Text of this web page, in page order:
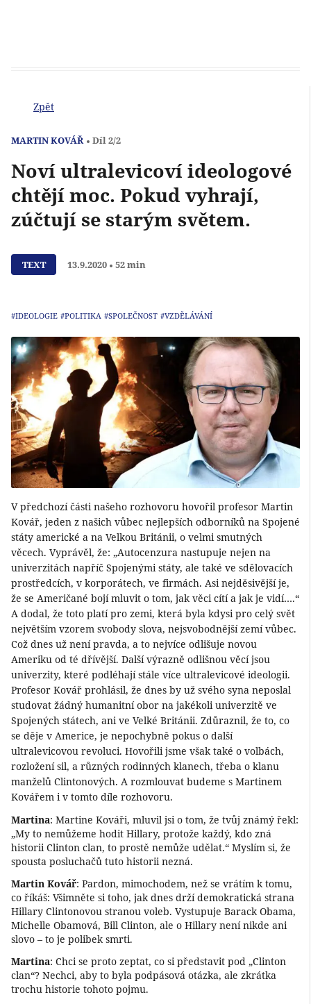
Zpět
MARTIN KOVÁŘ Díl 2/2
Noví ultralevicoví ideologové
chtějí moc. Pokud vyhrají,
zúčtují se starým světem.
TEXT 13.9.2020 52 min
#IDEOLOGIE #POLITIKA #SPOLEČNOST #VZDĚLÁVÁNÍ
V předchozí části našeho rozhovoru hovořil profesor Martin
Kovář, jeden z našich vůbec nejlepších odborníků na Spojené
státy americké a na Velkou Británii, o velmi smutných
věcech. Vyprávěl, že: „Autocenzura nastupuje nejen na
univerzitách napříč Spojenými státy, ale také ve sdělovacích
prostředcích, v korporátech, ve firmách. Asi nejděsivější je,
že se Američané bojí mluvit o tom, jak věci cítí a jak je vidí….“
A dodal, že toto platí pro zemi, která byla kdysi pro celý svět
největším vzorem svobody slova, nejsvobodnější zemí vůbec.
Což dnes už není pravda, a to nejvíce odlišuje novou
Ameriku od té dřívější. Další výrazně odlišnou věcí jsou
univerzity, které podléhají stále více ultralevicové ideologii.
Profesor Kovář prohlásil, že dnes by už svého syna neposlal
studovat žádný humanitní obor na jakékoli univerzitě ve
Spojených státech, ani ve Velké Británii. Zdůraznil, že to, co
se děje v Americe, je nepochybně pokus o další
ultralevicovou revoluci. Hovořili jsme však také o volbách,
rozložení sil, a různých rodinných klanech, třeba o klanu
manželů Clintonových. A rozmlouvat budeme s Martinem
Kovářem i v tomto díle rozhovoru.
Martina: Martine Kováři, mluvil jsi o tom, že tvůj známý řekl:
„My to nemůžeme hodit Hillary, protože každý, kdo zná
historii Clinton clan, to prostě nemůže udělat.“ Myslím si, že
spousta posluchačů tuto historii nezná.
Martin Kovář: Pardon, mimochodem, než se vrátím k tomu,
co říkáš: Všimněte si toho, jak dnes drží demokratická strana
Hillary Clintonovou stranou voleb. Vystupuje Barack Obama,
Michelle Obamová, Bill Clinton, ale o Hillary není nikde ani
slovo – to je polibek smrti.
Martina: Chci se proto zeptat, co si představit pod „Clinton
clan“? Nechci, aby to byla podpásová otázka, ale zkrátka
trochu historie tohoto pojmu.